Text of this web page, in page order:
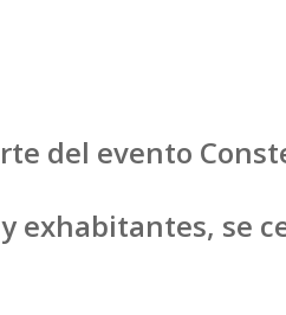
del evento
exhabitantes, se